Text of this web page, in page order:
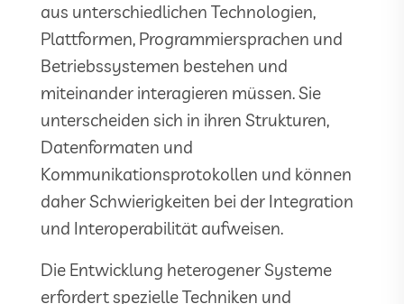
aus unterschiedlichen Technologien,
Plattformen, Programmiersprachen und
Betriebssystemen bestehen und
miteinander interagieren müssen. Sie
unterscheiden sich in ihren Strukturen,
Datenformaten und
Kommunikationsprotokollen und können
daher Schwierigkeiten bei der Integration
und Interoperabilität aufweisen.
Die Entwicklung heterogener Systeme
erfordert spezielle Techniken und